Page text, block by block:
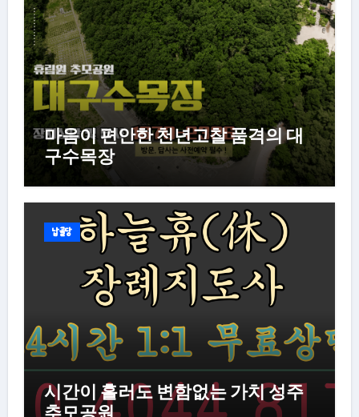
마음이 편안한 천년고찰 품격의 대
구수목장
납골당
시간이 흘러도 변함없는 가치 성주
추모공원